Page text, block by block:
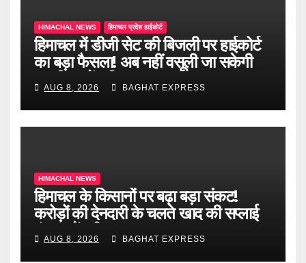
HIMACHAL NEWS हिमाचल प्रदेश हाईकोर्ट
हिमाचल में डीजी सेट की बिजली पर हाईकोर्ट
का बड़ा फैसला! अब नहीं वसूली जा सकेगी
ड्यूटी, जानें पूरी खबर
AUG 8, 2026 BAGHAT EXPRESS
HIMACHAL NEWS
हिमाचल के किसानों पर बढ़ा बड़ा संकट!
करोड़ों की देनदारी के चलते खाद की सप्लाई
बंद, जानें पूरी खबर
AUG 8, 2026 BAGHAT EXPRESS